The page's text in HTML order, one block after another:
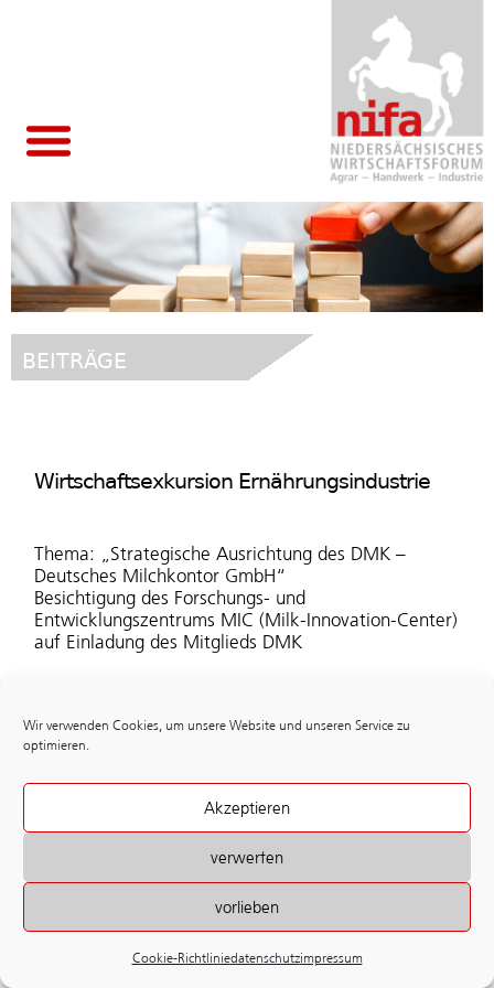
Wir verwenden Cookies, um unsere Website und unseren Service zu
optimieren.
Akzeptieren
verwerfen
vorlieben
Cookie-Richtliniedatenschutzimpressum
hero_1
BEITRÄGE
Wirtschaftsexkursion Ernährungsindustrie
Thema: „Strategische Ausrichtung des DMK –
Deutsches Milchkontor GmbH“
Besichtigung des Forschungs- und
Entwicklungszentrums MIC (Milk-Innovation-Center)
auf Einladung des Mitglieds DMK
nächster beitrag
impressum datenschutz